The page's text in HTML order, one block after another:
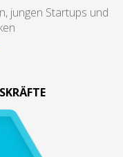
jungen Startups und